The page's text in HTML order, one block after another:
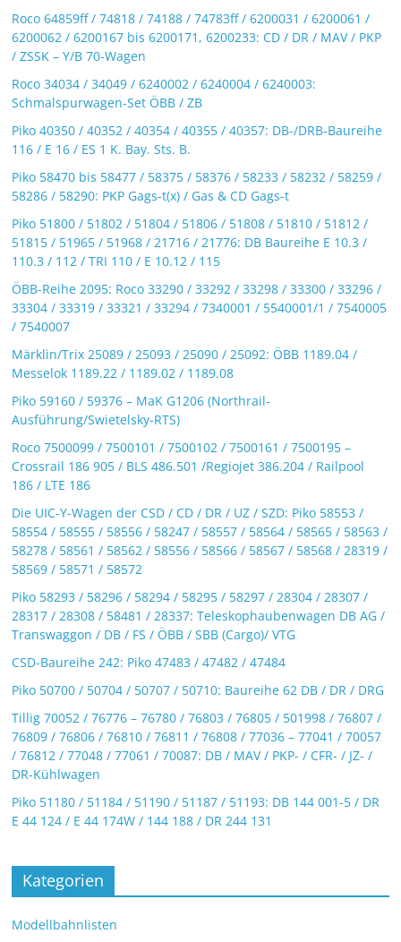
Roco 64859ff / 74818 / 74188 / 74783ff / 6200031 / 6200061 /
6200062 / 6200167 bis 6200171, 6200233: CD / DR / MAV / PKP
/ ZSSK – Y/B 70-Wagen
Roco 34034 / 34049 / 6240002 / 6240004 / 6240003:
Schmalspurwagen-Set ÖBB / ZB
Piko 40350 / 40352 / 40354 / 40355 / 40357: DB-/DRB-Baureihe
116 / E 16 / ES 1 K. Bay. Sts. B.
Piko 58470 bis 58477 / 58375 / 58376 / 58233 / 58232 / 58259 /
58286 / 58290: PKP Gags-t(x) / Gas & CD Gags-t
Piko 51800 / 51802 / 51804 / 51806 / 51808 / 51810 / 51812 /
51815 / 51965 / 51968 / 21716 / 21776: DB Baureihe E 10.3 /
110.3 / 112 / TRI 110 / E 10.12 / 115
ÖBB-Reihe 2095: Roco 33290 / 33292 / 33298 / 33300 / 33296 /
33304 / 33319 / 33321 / 33294 / 7340001 / 5540001/1 / 7540005
/ 7540007
Märklin/Trix 25089 / 25093 / 25090 / 25092: ÖBB 1189.04 /
Messelok 1189.22 / 1189.02 / 1189.08
Piko 59160 / 59376 – MaK G1206 (Northrail-
Ausführung/Swietelsky-RTS)
Roco 7500099 / 7500101 / 7500102 / 7500161 / 7500195 –
Crossrail 186 905 / BLS 486.501 /Regiojet 386.204 / Railpool
186 / LTE 186
Die UIC-Y-Wagen der CSD / CD / DR / UZ / SZD: Piko 58553 /
58554 / 58555 / 58556 / 58247 / 58557 / 58564 / 58565 / 58563 /
58278 / 58561 / 58562 / 58556 / 58566 / 58567 / 58568 / 28319 /
58569 / 58571 / 58572
Piko 58293 / 58296 / 58294 / 58295 / 58297 / 28304 / 28307 /
28317 / 28308 / 58481 / 28337: Teleskophaubenwagen DB AG /
Transwaggon / DB / FS / ÖBB / SBB (Cargo)/ VTG
CSD-Baureihe 242: Piko 47483 / 47482 / 47484
Piko 50700 / 50704 / 50707 / 50710: Baureihe 62 DB / DR / DRG
Tillig 70052 / 76776 – 76780 / 76803 / 76805 / 501998 / 76807 /
76809 / 76806 / 76810 / 76811 / 76808 / 77036 – 77041 / 70057
/ 76812 / 77048 / 77061 / 70087: DB / MAV / PKP- / CFR- / JZ- /
DR-Kühlwagen
Piko 51180 / 51184 / 51190 / 51187 / 51193: DB 144 001-5 / DR
E 44 124 / E 44 174W / 144 188 / DR 244 131
Kategorien
Modellbahnlisten